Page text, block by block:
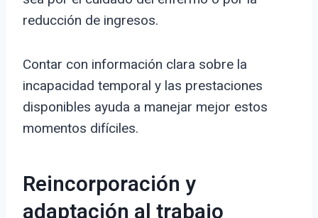
reducción de ingresos.
Contar con información clara sobre la
incapacidad temporal y las prestaciones
disponibles ayuda a manejar mejor estos
momentos difíciles.
Reincorporación y